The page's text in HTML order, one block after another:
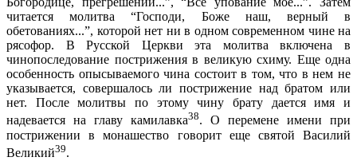
читается молитва “Господи, Боже наш, верный в
обетованиях...”, которой нет ни в одном современном чине на
рясофор. В Русской Церкви эта молитва включена в
чинопоследование пострижения в великую схиму. Еще одна
особенность опысываемого чина состоит в том, что в нем не
указывается, совершалось ли пострижение над братом или
нет. После молитвы по этому чину брату дается имя и
надевается на главу камилавка38. О перемене имени при
пострижении в монашество говорит еще святой Василий
Великий39.